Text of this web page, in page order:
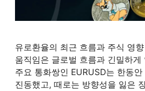
유로환율의 최근 흐름과 주식 영
움직임은 글로벌 흐름과 긴밀하게
주요 통화쌍인 EURUSD는 한동
진동했고, 때로는 방향성을 잃은